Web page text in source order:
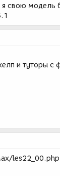
свою модель
и туторы с
les22_00.php